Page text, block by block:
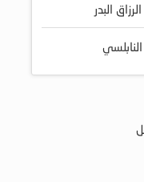
البدر